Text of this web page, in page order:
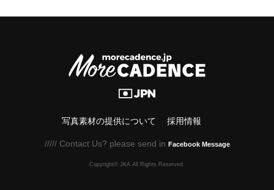
写真素材の提供について 採用情報
///// Contact Us? please send in Facebook Message
Copyright© JKA.All Rights Reserved.